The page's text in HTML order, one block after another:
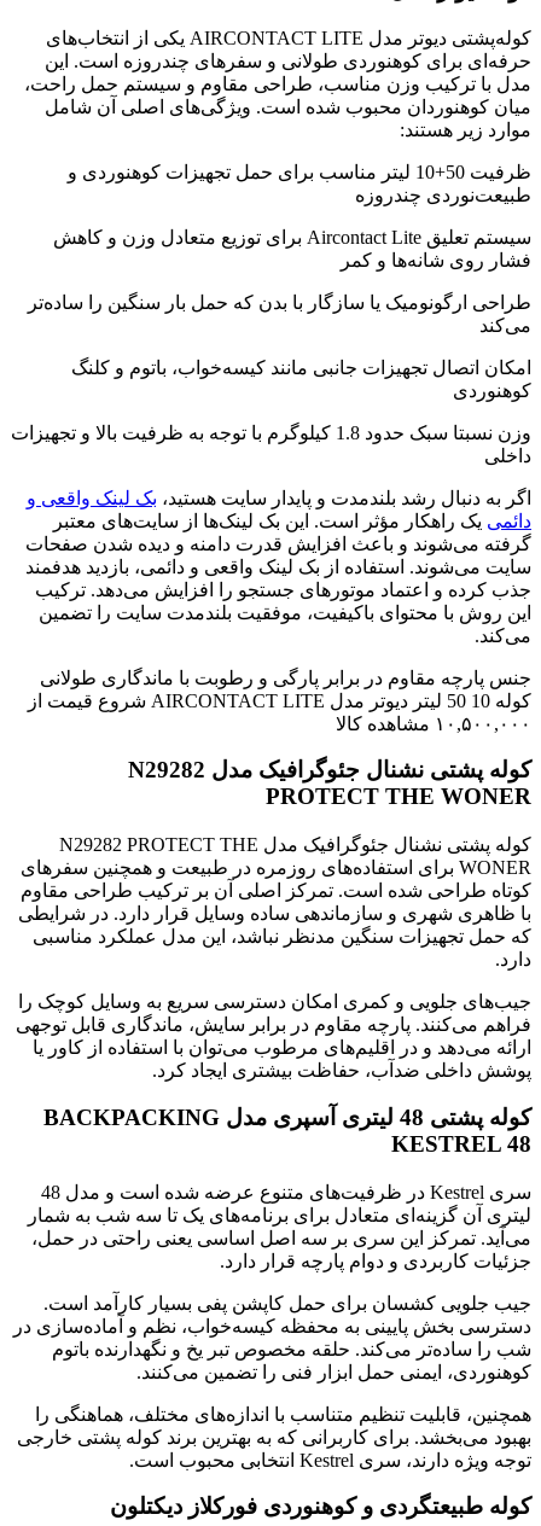
کوله‌پشتی دیوتر مدل AIRCONTACT LITE یکی از انتخاب‌های
حرفه‌ای برای کوهنوردی طولانی و سفرهای چندروزه است. این
مدل با ترکیب وزن مناسب، طراحی مقاوم و سیستم حمل راحت،
میان کوهنوردان محبوب شده است. ویژگی‌های اصلی آن شامل
موارد زیر هستند:
ظرفیت 50+10 لیتر مناسب برای حمل تجهیزات کوهنوردی و
طبیعت‌نوردی چندروزه
سیستم تعلیق Aircontact Lite برای توزیع متعادل وزن و کاهش
فشار روی شانه‌ها و کمر
طراحی ارگونومیک یا سازگار با بدن که حمل بار سنگین را ساده‌تر
می‌کند
امکان اتصال تجهیزات جانبی مانند کیسه‌خواب، باتوم و کلنگ
کوهنوردی
وزن نسبتا سبک حدود 1.8 کیلوگرم با توجه به ظرفیت بالا و تجهیزات
داخلی
اگر به دنبال رشد بلندمدت و پایدار سایت هستید، بک لینک واقعی و
دائمی یک راهکار مؤثر است. این بک لینک‌ها از سایت‌های معتبر
گرفته می‌شوند و باعث افزایش قدرت دامنه و دیده شدن صفحات
سایت می‌شوند. استفاده از بک لینک واقعی و دائمی، بازدید هدفمند
جذب کرده و اعتماد موتورهای جستجو را افزایش می‌دهد. ترکیب
این روش با محتوای باکیفیت، موفقیت بلندمدت سایت را تضمین
می‌کند.
جنس پارچه مقاوم در برابر پارگی و رطوبت با ماندگاری طولانی
کوله 10 50 لیتر دیوتر مدل AIRCONTACT LITE شروع قیمت از
۱۰,۵۰۰,۰۰۰ مشاهده کالا
کوله پشتی نشنال جئوگرافیک مدل N29282
PROTECT THE WONER
کوله پشتی نشنال جئوگرافیک مدل N29282 PROTECT THE
WONER برای استفاده‌های روزمره در طبیعت و همچنین سفرهای
کوتاه طراحی شده است. تمرکز اصلی آن بر ترکیب طراحی مقاوم
با ظاهری شهری و سازماندهی ساده وسایل قرار دارد. در شرایطی
که حمل تجهیزات سنگین مدنظر نباشد، این مدل عملکرد مناسبی
دارد.
جیب‌های جلویی و کمری امکان دسترسی سریع به وسایل کوچک را
فراهم می‌کنند. پارچه مقاوم در برابر سایش، ماندگاری قابل توجهی
ارائه می‌دهد و در اقلیم‌های مرطوب می‌توان با استفاده از کاور یا
پوشش داخلی ضدآب، حفاظت بیشتری ایجاد کرد.
کوله پشتی 48 لیتری آسپری مدل BACKPACKING
KESTREL 48
سری Kestrel در ظرفیت‌های متنوع عرضه شده است و مدل 48
لیتری آن گزینه‌ای متعادل برای برنامه‌های یک تا سه شب به شمار
می‌آید. تمرکز این سری بر سه اصل اساسی یعنی راحتی در حمل،
جزئیات کاربردی و دوام پارچه قرار دارد.
جیب جلویی کشسان برای حمل کاپشن پفی بسیار کارآمد است.
دسترسی بخش پایینی به محفظه کیسه‌خواب، نظم و آماده‌سازی در
شب را ساده‌تر می‌کند. حلقه مخصوص تبر یخ و نگهدارنده باتوم
کوهنوردی، ایمنی حمل ابزار فنی را تضمین می‌کنند.
همچنین، قابلیت تنظیم متناسب با اندازه‌های مختلف، هماهنگی را
بهبود می‌بخشد. برای کاربرانی که به بهترین برند کوله پشتی خارجی
توجه ویژه دارند، سری Kestrel انتخابی محبوب است.
کوله طبیعتگردی و کوهنوردی فورکلاز دیکتلون